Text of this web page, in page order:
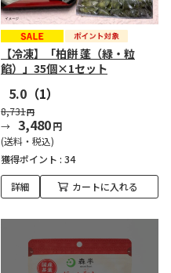
【冷凍】「柏餅 蓬（緑・粒
餡）」35個×1セット
5.0 （1）
8,731円
3,480円
(送料・税込)
獲得ポイント : 34
詳細 カートに入れる